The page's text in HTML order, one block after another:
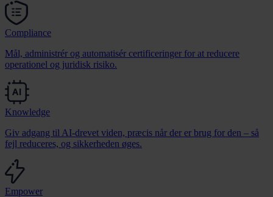
Compliance
Mål, administrér og automatisér certificeringer for at reducere
operationel og juridisk risiko.
Knowledge
Giv adgang til AI-drevet viden, præcis når der er brug for den – så
fejl reduceres, og sikkerheden øges.
Empower